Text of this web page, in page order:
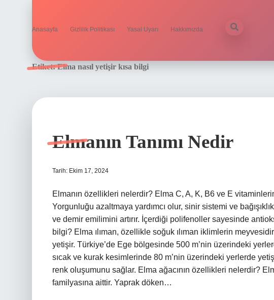
Anasayfa Gizlilik Politikası Yasal Uyarı Hakkımızda
Etiket:Elma nasıl yetişir kısa bilgi
Elmanın Tanımı Nedir
Tarih: Ekim 17, 2024
Elmanın özellikleri nelerdir? Elma C, A, K, B6 ve E
Yorgunluğu azaltmaya yardımcı olur, sinir sistemi ve
ve demir emilimini artırır. İçerdiği polifenoller sayesinde
bilgi? Elma ılıman, özellikle soğuk ılıman iklimlerin
yetişir. Türkiye’de Ege bölgesinde 500 m’nin üzerindeki
sıcak ve kurak kesimlerinde 80 m’nin üzerindeki yerlerde
renk oluşumunu sağlar. Elma ağacının özellikleri nelerdir?
familyasına aittir. Yaprak döken…